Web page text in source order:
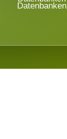
Datenbanken